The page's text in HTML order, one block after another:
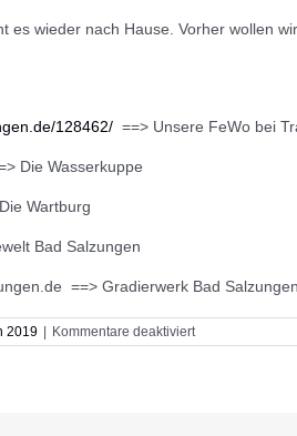
es wieder nach Hause. Vorher wollen
128462/ ==> Unsere FeWo bei
Die Wasserkuppe
Wartburg
Bad Salzungen
==> Gradierwerk Bad Salzungen
2019 Kommentare deaktiviertfür
Bernshausen